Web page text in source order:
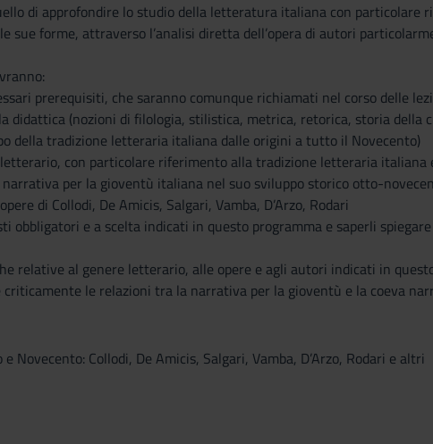
di approfondire lo studio della letteratura italiana con particolare
sue forme, attraverso l’analisi diretta dell’opera di autori
prerequisiti, che saranno comunque richiamati nel corso delle
didattica (nozioni di filologia, stilistica, metrica, retorica, storia della
della tradizione letteraria italiana dalle origini a tutto il Novecento)
con particolare riferimento alla tradizione letteraria italiana
per la gioventù italiana nel suo sviluppo storico otto-
di Collodi, De Amicis, Salgari, Vamba, D’Arzo, Rodari
obbligatori e a scelta indicati in questo programma e saperli
relative al genere letterario, alle opere e agli autori indicati in
le relazioni tra la narrativa per la gioventù e la coeva
Collodi, De Amicis, Salgari, Vamba, D’Arzo, Rodari e altri